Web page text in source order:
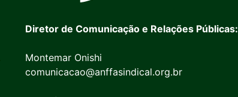
Diretor de Comunicação e Relações Públicas:
Montemar Onishi
comunicacao@anffasindical.org.br